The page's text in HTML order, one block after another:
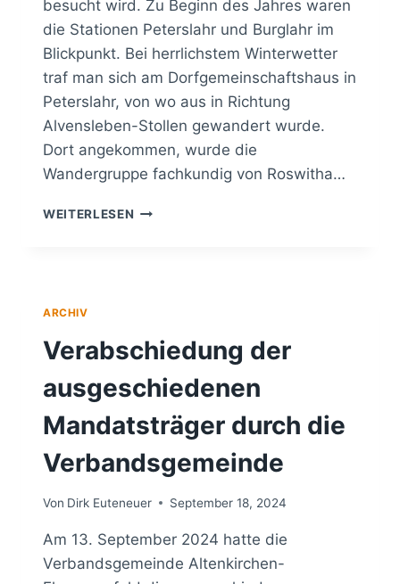
besucht wird. Zu Beginn des Jahres waren
die Stationen Peterslahr und Burglahr im
Blickpunkt. Bei herrlichstem Winterwetter
traf man sich am Dorfgemeinschaftshaus in
Peterslahr, von wo aus in Richtung
Alvensleben-Stollen gewandert wurde.
Dort angekommen, wurde die
Wandergruppe fachkundig von Roswitha…
WEITERLESEN FWG
BURGLAHR
ARCHIV
Verabschiedung der
ausgeschiedenen
Mandatsträger durch die
Verbandsgemeinde
Von Dirk Euteneuer September 18, 2024
Am 13. September 2024 hatte die
Verbandsgemeinde Altenkirchen-